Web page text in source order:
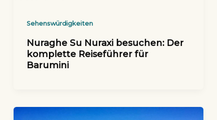
Sehenswürdigkeiten
Nuraghe Su Nuraxi besuchen: Der
komplette Reiseführer für
Barumini